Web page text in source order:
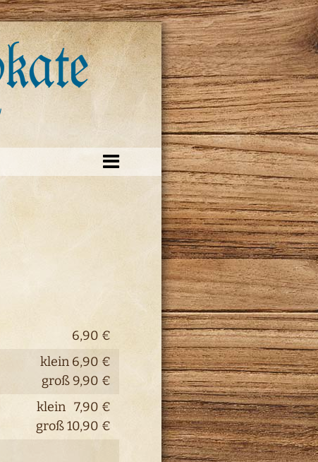
6,90 €
klein 6,90 €
groß 9,90 €
klein 7,90 €
groß 10,90 €